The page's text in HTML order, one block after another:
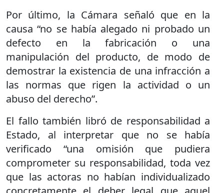
Por último, la Cámara señaló que en la
causa “no se había alegado ni probado un
defecto en la fabricación o una
manipulación del producto, de modo de
demostrar la existencia de una infracción a
las normas que rigen la actividad o un
abuso del derecho”.
El fallo también libró de responsabilidad a
Estado, al interpretar que no se había
verificado “una omisión que pudiera
comprometer su responsabilidad, toda vez
que las actoras no habían individualizado